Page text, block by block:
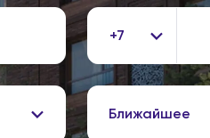
+7
Ближайшее